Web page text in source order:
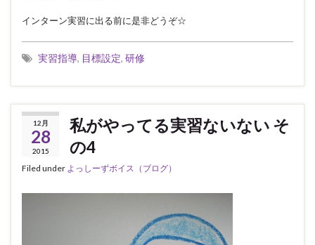
インターン実習に出る前に是非どうぞ☆
実習指導, 目標設定, 研修
12月
28
2015
私がやってる実習ないない そ
の4
Filed under よっしーずボイス（ブログ）